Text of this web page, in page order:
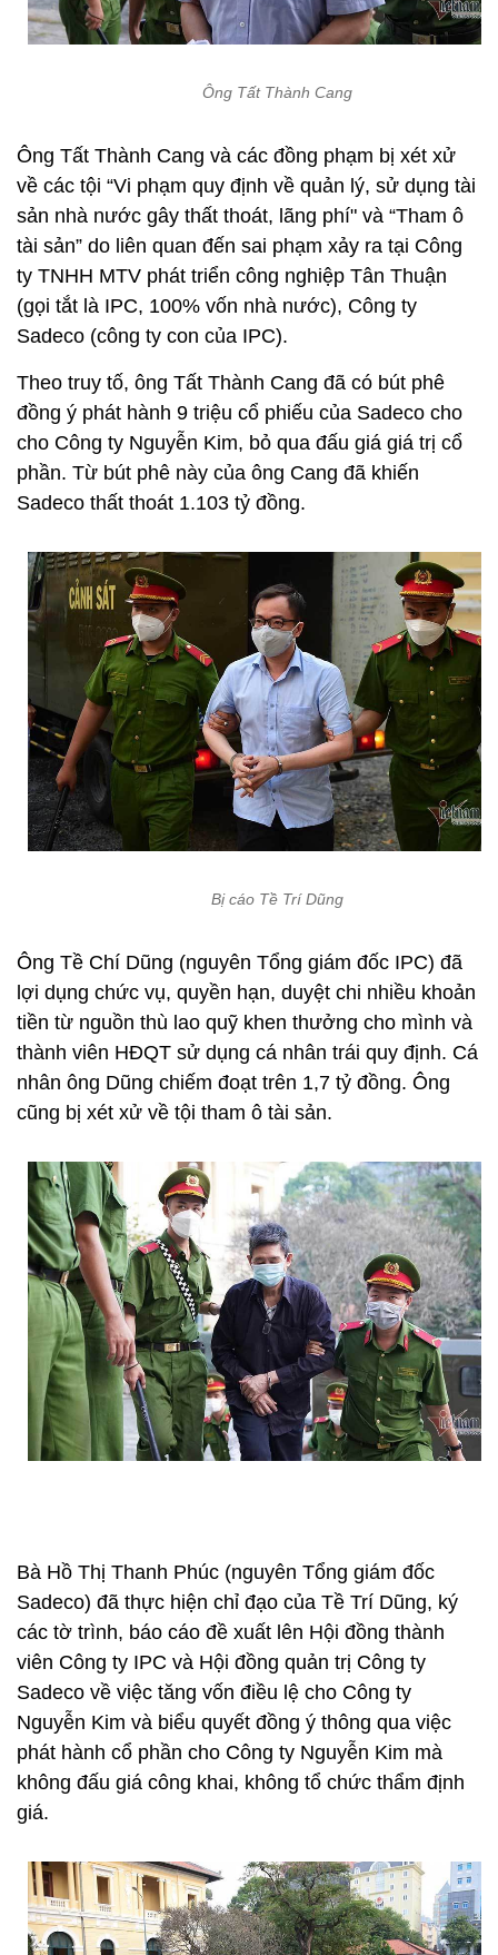
Ông Tất Thành Cang
Ông Tất Thành Cang và các đồng phạm bị xét xử
về các tội “Vi phạm quy định về quản lý, sử dụng tài
sản nhà nước gây thất thoát, lãng phí" và “Tham ô
tài sản” do liên quan đến sai phạm xảy ra tại Công
ty TNHH MTV phát triển công nghiệp Tân Thuận
(gọi tắt là IPC, 100% vốn nhà nước), Công ty
Sadeco (công ty con của IPC).
Theo truy tố, ông Tất Thành Cang đã có bút phê
đồng ý phát hành 9 triệu cổ phiếu của Sadeco cho
cho Công ty Nguyễn Kim, bỏ qua đấu giá giá trị cổ
phần. Từ bút phê này của ông Cang đã khiến
Sadeco thất thoát 1.103 tỷ đồng.
Bị cáo Tề Trí Dũng
Ông Tề Chí Dũng (nguyên Tổng giám đốc IPC) đã
lợi dụng chức vụ, quyền hạn, duyệt chi nhiều khoản
tiền từ nguồn thù lao quỹ khen thưởng cho mình và
thành viên HĐQT sử dụng cá nhân trái quy định. Cá
nhân ông Dũng chiếm đoạt trên 1,7 tỷ đồng. Ông
cũng bị xét xử về tội tham ô tài sản.
Bà Hồ Thị Thanh Phúc (nguyên Tổng giám đốc
Sadeco) đã thực hiện chỉ đạo của Tề Trí Dũng, ký
các tờ trình, báo cáo đề xuất lên Hội đồng thành
viên Công ty IPC và Hội đồng quản trị Công ty
Sadeco về việc tăng vốn điều lệ cho Công ty
Nguyễn Kim và biểu quyết đồng ý thông qua việc
phát hành cổ phần cho Công ty Nguyễn Kim mà
không đấu giá công khai, không tổ chức thẩm định
giá.